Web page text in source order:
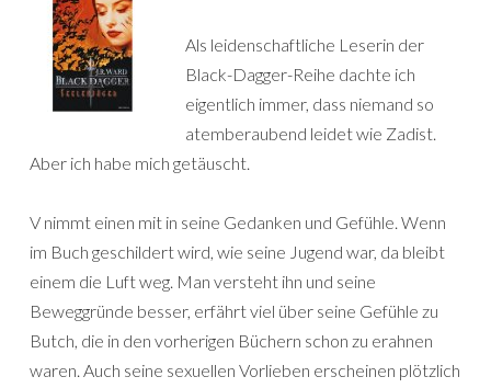
Als leidenschaftliche Leserin der
Black-Dagger-Reihe dachte ich
eigentlich immer, dass niemand so
atemberaubend leidet wie Zadist.
Aber ich habe mich getäuscht.
V nimmt einen mit in seine Gedanken und Gefühle. Wenn
im Buch geschildert wird, wie seine Jugend war, da bleibt
einem die Luft weg. Man versteht ihn und seine
Beweggründe besser, erfährt viel über seine Gefühle zu
Butch, die in den vorherigen Büchern schon zu erahnen
waren. Auch seine sexuellen Vorlieben erscheinen plötzlich